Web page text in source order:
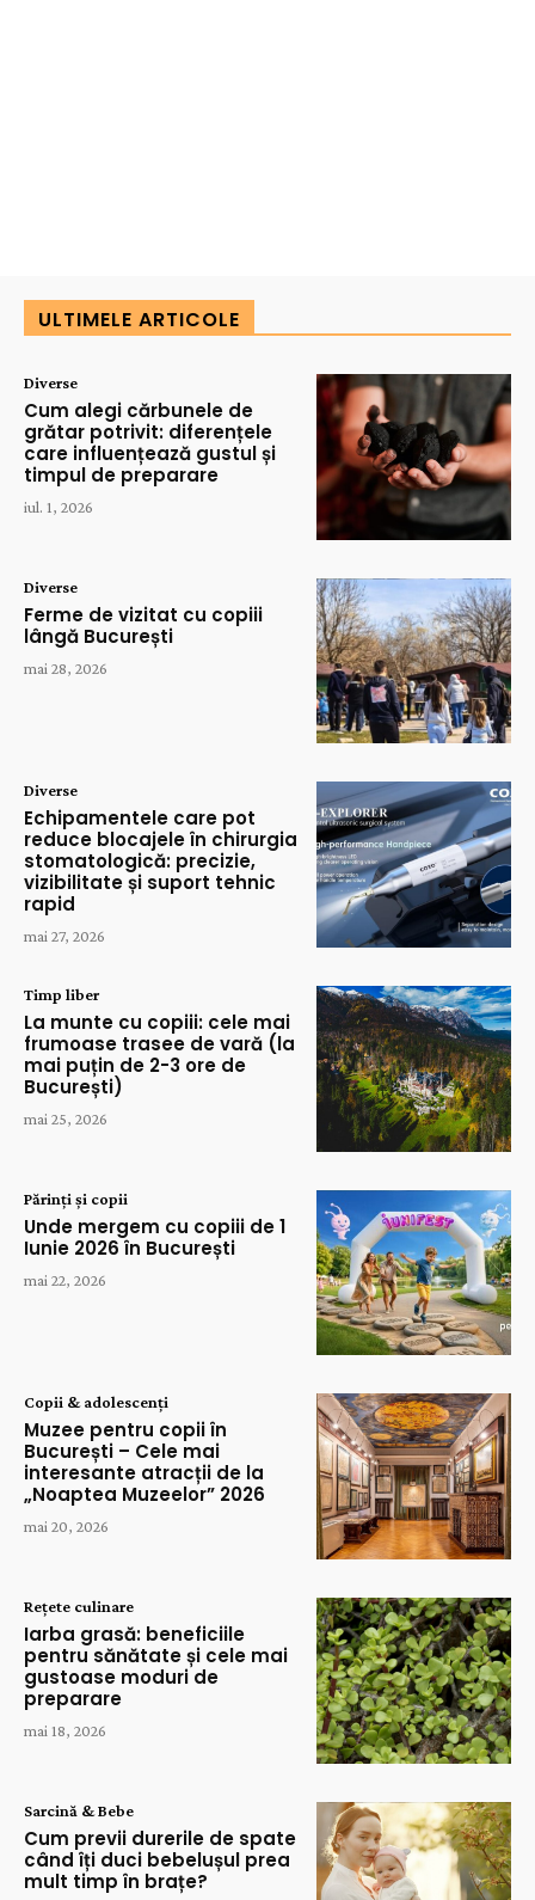
ULTIMELE ARTICOLE
Diverse
Cum alegi cărbunele de
grătar potrivit: diferențele
care influențează gustul și
timpul de preparare
iul. 1, 2026
Diverse
Ferme de vizitat cu copiii
lângă București
mai 28, 2026
Diverse
Echipamentele care pot
reduce blocajele în chirurgia
stomatologică: precizie,
vizibilitate și suport tehnic
rapid
mai 27, 2026
Timp liber
La munte cu copiii: cele mai
frumoase trasee de vară (la
mai puțin de 2-3 ore de
București)
mai 25, 2026
Părinți și copii
Unde mergem cu copiii de 1
Iunie 2026 în București
mai 22, 2026
Copii & adolescenți
Muzee pentru copii în
București – Cele mai
interesante atracții de la
„Noaptea Muzeelor” 2026
mai 20, 2026
Rețete culinare
Iarba grasă: beneficiile
pentru sănătate și cele mai
gustoase moduri de
preparare
mai 18, 2026
Sarcină & Bebe
Cum previi durerile de spate
când îți duci bebelușul prea
mult timp în brațe?